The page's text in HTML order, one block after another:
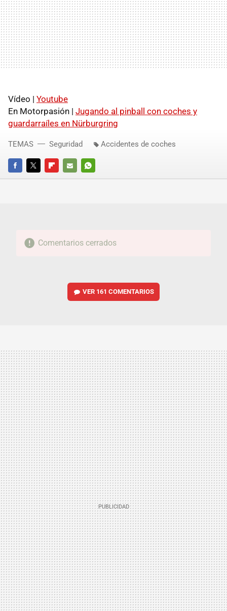
Vídeo | Youtube
En Motorpasión | Jugando al pinball con coches y
guardarraíles en Nürburgring
FACEBOOKTWITTERFLIPBOARD
E-
WHATSAPP
TEMAS Seguridad Accidentes de coches
Comentarios cerrados
VER 161 COMENTARIOS